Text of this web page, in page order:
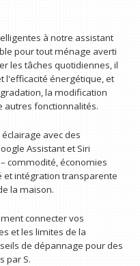
à notre assistant
pour tout ménage averti
les tâches quotidiennes, il
l'efficacité énergétique, et
la modification
autres fonctionnalités.
avec des
Assistant et Siri
commodité, économies
et intégration transparente
la maison.
connecter vos
et les limites de la
de dépannage pour des
par S.